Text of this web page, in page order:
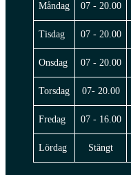
Måndag 07 - 20.00
Tisdag 07 - 20.00
Onsdag 07 - 20.00
Torsdag 07- 20.00
Fredag 07 - 16.00
Lördag Stängt